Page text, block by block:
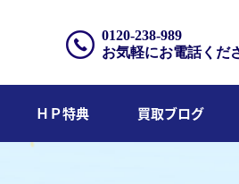
0120-238-989
お気軽にお電話くだ
ＨＰ特典 買取ブログ